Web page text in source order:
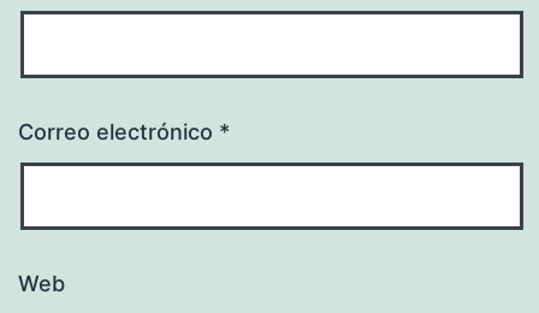
Correo electrónico *
Web